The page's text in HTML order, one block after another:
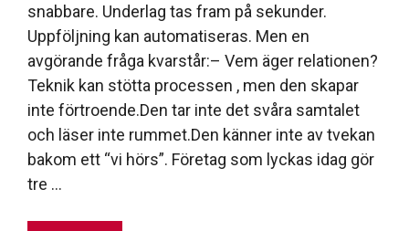
snabbare. Underlag tas fram på sekunder.
Uppföljning kan automatiseras. Men en
avgörande fråga kvarstår:– Vem äger relationen?
Teknik kan stötta processen , men den skapar
inte förtroende.Den tar inte det svåra samtalet
och läser inte rummet.Den känner inte av tvekan
bakom ett “vi hörs”. Företag som lyckas idag gör
tre …